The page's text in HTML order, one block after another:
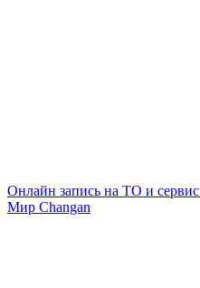
Онлайн запись на ТО и сервис
Мир Changan